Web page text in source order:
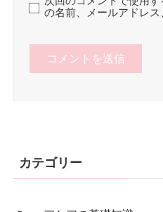
の名前、メールアドレス
カテゴリー